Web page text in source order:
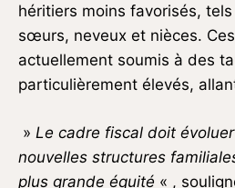
héritiers moins favorisés,
sœurs, neveux et nièces.
actuellement soumis à des
particulièrement élevés,
» Le cadre fiscal doit
nouvelles structures
plus grande équité « ,